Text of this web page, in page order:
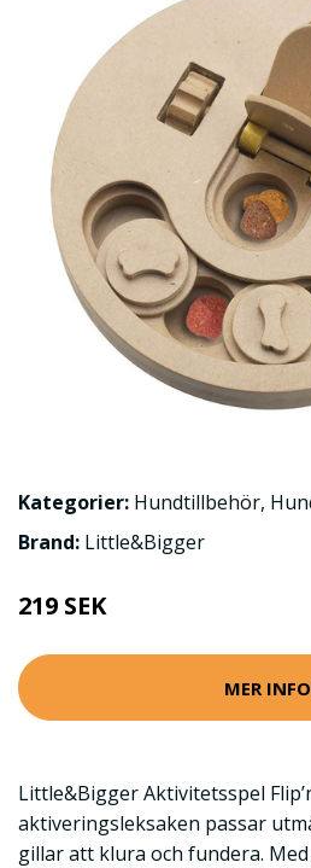
Kategorier: Hundtillbehör,
Brand: Little&Bigger
219 SEK
MER
Little&Bigger Aktivitetsspel
aktiveringsleksaken passar
gillar att klura och fundera.